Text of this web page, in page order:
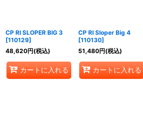
CP RI SLOPER BIG 3
[110129]
48,620円(税込)
カートに入れる
CP RI Sloper Big 4
[110130]
51,480円(税込)
カートに入れる